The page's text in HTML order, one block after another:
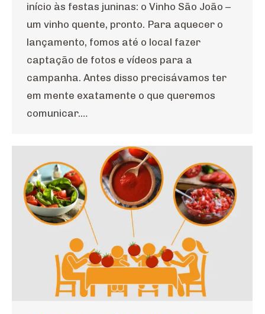
início às festas juninas: o Vinho São João –
um vinho quente, pronto. Para aquecer o
lançamento, fomos até o local fazer
captação de fotos e vídeos para a
campanha. Antes disso precisávamos ter
em mente exatamente o que queremos
comunicar.…